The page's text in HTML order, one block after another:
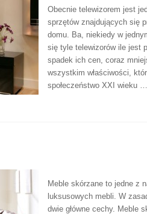
Obecnie telewizorem jest
sprzętów znajdujących się
domu. Ba, niekiedy w
się tyle telewizorów ile jest
spadek ich cen, coraz
wszystkim właściwości,
społeczeństwo XXI wieku …
Meble skórzane to jedne z
luksusowych mebli. W
dwie główne cechy. Meble